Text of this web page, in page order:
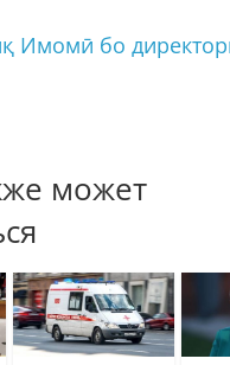
Имомӣ бо
может